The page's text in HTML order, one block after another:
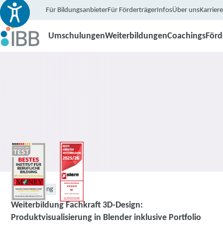
Für BildungsanbieterFür FörderträgerInfosÜber unsKarriere
UmschulungenWeiterbildungenCoachings
Weiterbildung
Weiterbildung Fachkraft 3D-Design:
Produktvisualisierung in Blender inklusive Portfolio